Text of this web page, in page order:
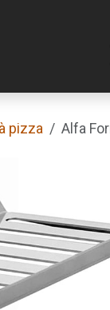
pizza Alfa